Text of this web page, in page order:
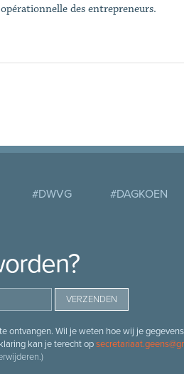
des entrepreneurs.
#DWVG #DAGKOEN
ontvangen. Wil je weten hoe wij je
kan je terecht op